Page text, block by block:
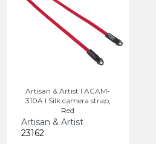
Artisan & Artist I ACAM-
310A I Silk camera strap,
Red
Artisan & Artist
23162